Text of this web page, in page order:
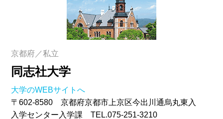
京都府／私立
同志社大学
大学のWEBサイトへ
〒602-8580 京都府京都市上京区今出川通烏丸東入
入学センター入学課 TEL.075-251-3210